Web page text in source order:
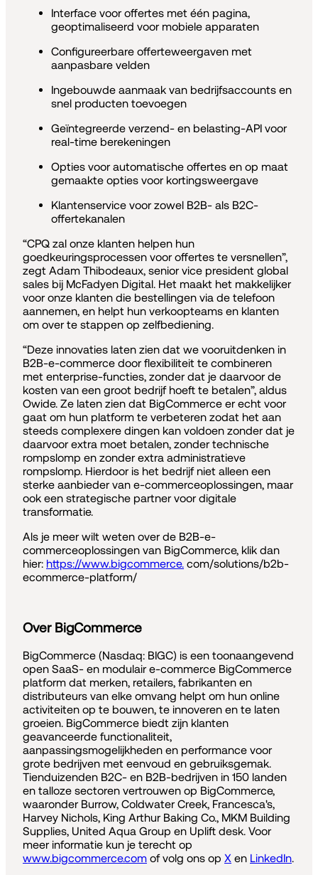
Interface voor offertes met één pagina,
geoptimaliseerd voor mobiele apparaten
Configureerbare offerteweergaven met
aanpasbare velden
Ingebouwde aanmaak van bedrijfsaccounts en
snel producten toevoegen
Geïntegreerde verzend- en belasting-API voor
real-time berekeningen
Opties voor automatische offertes en op maat
gemaakte opties voor kortingsweergave
Klantenservice voor zowel B2B- als B2C-
offertekanalen
“CPQ zal onze klanten helpen hun
goedkeuringsprocessen voor offertes te versnellen”,
zegt Adam Thibodeaux, senior vice president global
sales bij McFadyen Digital. Het maakt het makkelijker
voor onze klanten die bestellingen via de telefoon
aannemen, en helpt hun verkoopteams en klanten
om over te stappen op zelfbediening.
“Deze innovaties laten zien dat we vooruitdenken in
B2B-e-commerce door flexibiliteit te combineren
met enterprise-functies, zonder dat je daarvoor de
kosten van een groot bedrijf hoeft te betalen”, aldus
Owide. Ze laten zien dat BigCommerce er echt voor
gaat om hun platform te verbeteren zodat het aan
steeds complexere dingen kan voldoen zonder dat je
daarvoor extra moet betalen, zonder technische
rompslomp en zonder extra administratieve
rompslomp. Hierdoor is het bedrijf niet alleen een
sterke aanbieder van e-commerceoplossingen, maar
ook een strategische partner voor digitale
transformatie.
Als je meer wilt weten over de B2B-e-
commerceoplossingen van BigCommerce, klik dan
hier: https://www.bigcommerce. com/solutions/b2b-
ecommerce-platform/
Over BigCommerce
BigCommerce (Nasdaq: BIGC) is een toonaangevend
open SaaS- en modulair e-commerce BigCommerce
platform dat merken, retailers, fabrikanten en
distributeurs van elke omvang helpt om hun online
activiteiten op te bouwen, te innoveren en te laten
groeien. BigCommerce biedt zijn klanten
geavanceerde functionaliteit,
aanpassingsmogelijkheden en performance voor
grote bedrijven met eenvoud en gebruiksgemak.
Tienduizenden B2C- en B2B-bedrijven in 150 landen
en talloze sectoren vertrouwen op BigCommerce,
waaronder Burrow, Coldwater Creek, Francesca's,
Harvey Nichols, King Arthur Baking Co., MKM Building
Supplies, United Aqua Group en Uplift desk. Voor
meer informatie kun je terecht op
www.bigcommerce.com of volg ons op X en LinkedIn.